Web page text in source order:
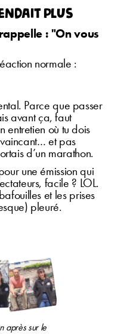
plus
: "On vous
normale :
Parce que passer
avant ça, faut
entretien où tu dois
et pas
d’un marathon.
une émission qui
facile ? LOL.
et les prises
pleuré.
après sur le